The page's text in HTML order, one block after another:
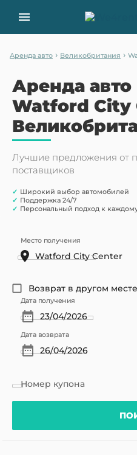
Аренда авто › Великобритания ›
Аренда авто
Watford City
Лучшие предложения от
поставщиков
✓ Широкий выбор автомобилей
✓ Поддержка 24/7
✓ Персональный подход к
Место получения
Возврат в другом месте
Дата получения
Дата возврата
Номер купона